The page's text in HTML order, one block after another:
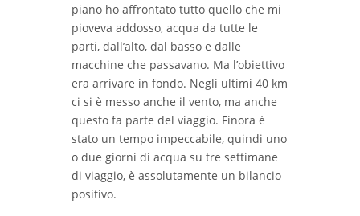
piano ho affrontato tutto quello che mi
pioveva addosso, acqua da tutte le
parti, dall’alto, dal basso e dalle
macchine che passavano. Ma l’obiettivo
era arrivare in fondo. Negli ultimi 40 km
ci si è messo anche il vento, ma anche
questo fa parte del viaggio. Finora è
stato un tempo impeccabile, quindi uno
o due giorni di acqua su tre settimane
di viaggio, è assolutamente un bilancio
positivo.